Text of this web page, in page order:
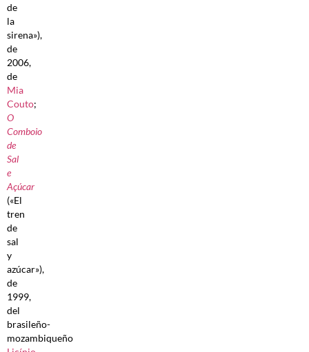
de
la
sirena»),
de
2006,
de
Mia
Couto;
O
Comboio
de
Sal
e
Açúcar
(«El
tren
de
sal
y
azúcar»),
de
1999,
del
brasileño-
mozambiqueño